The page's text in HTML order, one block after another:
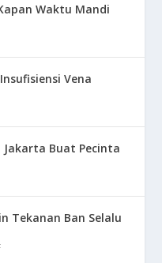
Waktu Mandi
Vena
Buat Pecinta
Tekanan Ban Selalu